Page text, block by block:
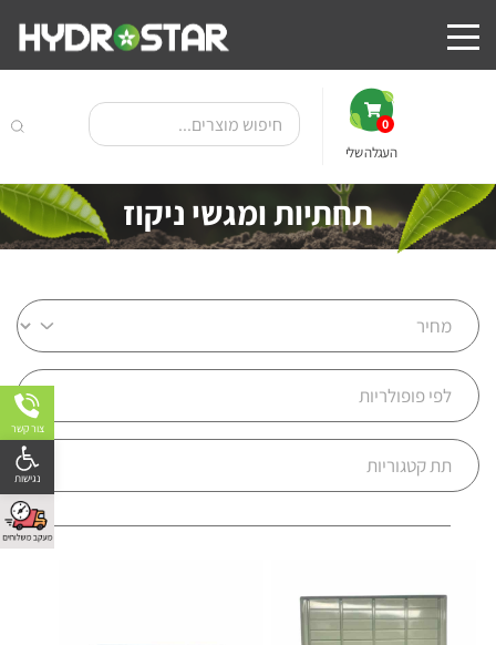
0
העגלה שלי
תחתיות ומגשי ניקוז
צור קשר